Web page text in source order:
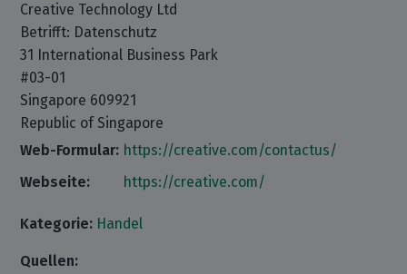
Creative Technology Ltd
Betrifft: Datenschutz
31 International Business Park
#03-01
Singapore 609921
Republic of Singapore
Web-Formular: https://creative.com/contactus/
Webseite:
https://creative.com/
Kategorie: Handel
Quellen: